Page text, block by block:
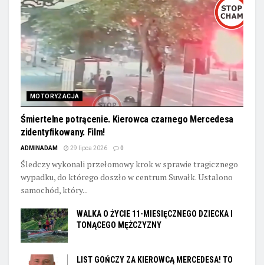
MOTORYZACJA
Śmiertelne potrącenie. Kierowca czarnego Mercedesa
zidentyfikowany. Film!
ADMINADAM 29 lipca 2026 0
Śledczy wykonali przełomowy krok w sprawie tragicznego
wypadku, do którego doszło w centrum Suwałk. Ustalono
samochód, który...
WALKA O ŻYCIE 11-MIESIĘCZNEGO DZIECKA I
TONĄCEGO MĘŻCZYZNY
LIST GOŃCZY ZA KIEROWCĄ MERCEDESA! TO